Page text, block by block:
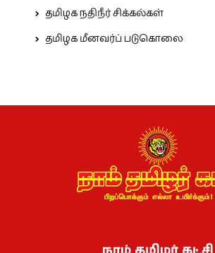
தமிழக நதிநீர் சிக்கல்கள்
தமிழக மீனவர்ப் படுகொலை